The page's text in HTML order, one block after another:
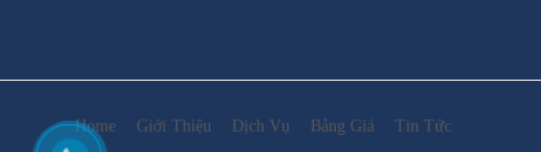
Home Giới Thiệu Dịch Vụ Bảng Giá Tin Tức